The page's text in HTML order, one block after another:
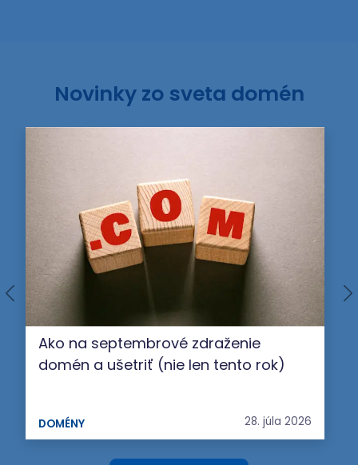
Novinky zo sveta domén
Ako na septembrové zdraženie
domén a ušetriť (nie len tento rok)
DOMÉNY 28. júla 2026